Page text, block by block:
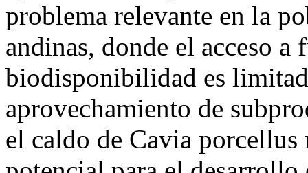
problema relevante en la
andinas, donde el acceso a
biodisponibilidad es
aprovechamiento de
el caldo de Cavia porcellus